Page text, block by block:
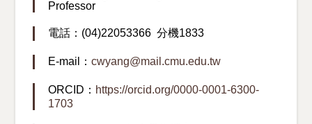
Professor
電話：(04)22053366 分機1833
E-mail：cwyang@mail.cmu.edu.tw
ORCID： https://orcid.org/0000-0001-6300-
1703